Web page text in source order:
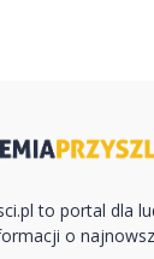
to portal dla
o